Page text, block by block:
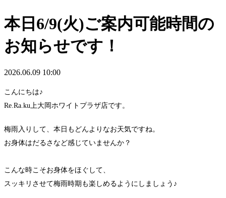
本日6/9(火)ご案内可能時間の
お知らせです！
2026.06.09 10:00
こんにちは♪
Re.Ra.ku上大岡ホワイトプラザ店です。
梅雨入りして、本日もどんよりなお天気ですね。
お身体はだるさなど感じていませんか？
こんな時こそお身体をほぐして、
スッキリさせて梅雨時期も楽しめるようにしましょう♪